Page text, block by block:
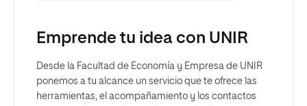
Emprende tu idea con UNIR
Desde la Facultad de Economía y Empresa de UNIR
ponemos a tu alcance un servicio que te ofrece las
herramientas, el acompañamiento y los contactos